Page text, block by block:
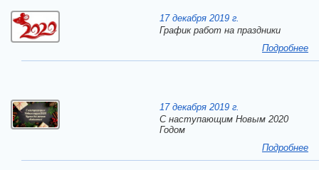
17 декабря 2019 г.
График работ на праздники
Подробнее
17 декабря 2019 г.
C наступающим Новым 2020
Годом
Подробнее